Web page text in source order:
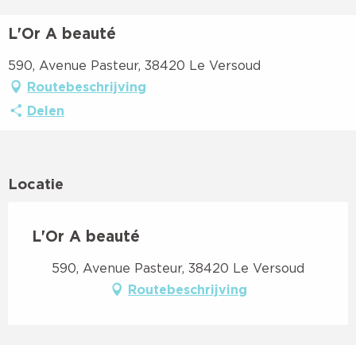
L'Or A beauté
590, Avenue Pasteur, 38420 Le Versoud
Routebeschrijving
Delen
Locatie
L'Or A beauté
590, Avenue Pasteur, 38420 Le Versoud
Routebeschrijving